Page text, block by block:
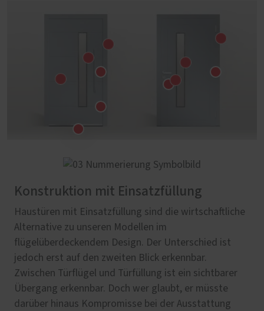
Konstruktion mit Einsatzfüllung
Haustüren mit Einsatzfüllung sind die wirtschaftliche
Alternative zu unseren Modellen im
flügelüberdeckendem Design. Der Unterschied ist
jedoch erst auf den zweiten Blick erkennbar.
Zwischen Türflügel und Türfüllung ist ein sichtbarer
Übergang erkennbar. Doch wer glaubt, er müsste
darüber hinaus Kompromisse bei der Ausstattung